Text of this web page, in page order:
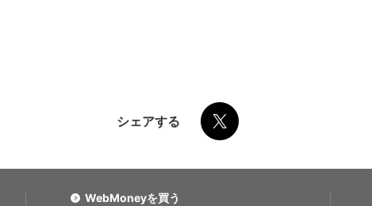
シェアする
WebMoneyを買う